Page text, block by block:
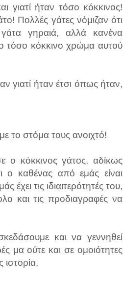
ήταν τόσο κόκκινος!
Πολλές γάτες νόμιζαν ότι
γηραιά, αλλά κανένα
τόσο κόκκινο χρώμα αυτού
γιατί ήταν έτσι όπως ήταν,
το στόμα τους ανοιχτό!
κόκκινος γάτος, αδίκως
καθένας από εμάς είναι
τις ιδιαιτερότητές του,
και τις προδιαγραφές να
και να γεννηθεί
μα ούτε και σε ομοιότητες